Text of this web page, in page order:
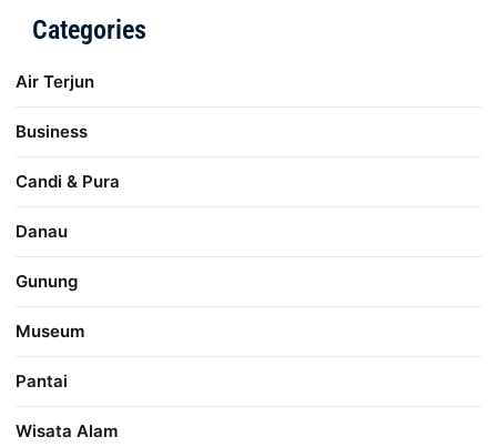
Categories
Air Terjun
Business
Candi & Pura
Danau
Gunung
Museum
Pantai
Wisata Alam